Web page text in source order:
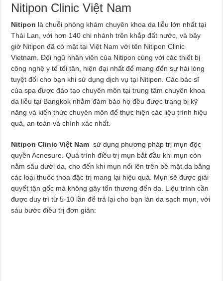
Nitipon Clinic Việt Nam
Nitipon là chuỗi phòng khám chuyên khoa da liễu lớn nhất tại
Thái Lan, với hơn 140 chi nhánh trên khắp đất nước, và bây
giờ Nitipon đã có mặt tại Việt Nam với tên Nitipon Clinic
Vietnam. Đội ngũ nhân viên của Nitipon cùng với các thiết bị
công nghệ y tế tối tân, hiện đại nhất để mang đến sự hài lòng
tuyệt đối cho bạn khi sử dụng dịch vụ tại Nitipon. Các bác sĩ
của spa được đào tạo chuyên môn tại trung tâm chuyên khoa
da liễu tại Bangkok nhằm đảm bảo họ đều được trang bị kỹ
năng và kiến thức chuyên môn để thực hiện các liệu trình hiệu
quả, an toàn và chính xác nhất.
Nitipon Clinic Việt Nam sử dụng phương pháp trị mụn độc
quyền Acnesure. Quá trình điều trị mụn bắt đầu khi mụn còn
nằm sâu dưới da, cho đến khi mụn nổi lên trên bề mặt da bằng
các loại thuốc thoa đặc trị mang lại hiệu quả. Mụn sẽ được giải
quyết tận gốc mà không gây tổn thương đến da. Liệu trình cần
được duy trì từ 5-10 lần để trả lại cho bạn làn da sạch mụn, với
sáu bước điều trị đơn giản: